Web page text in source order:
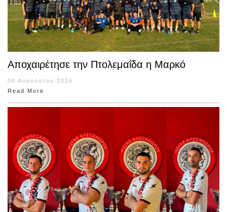
Αποχαιρέτησε την Πτολεμαΐδα η Μαρκό
08 Αυγούστου 2026
Read More